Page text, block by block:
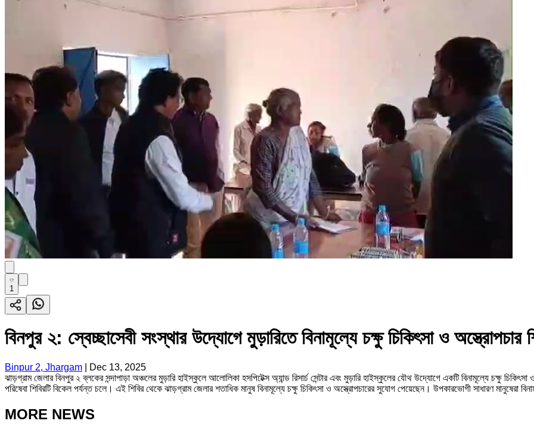
1
বিনপুর ২: স্বেচ্ছাসেবী সংস্থার উদ্যোগে মুড়ারিতে বিনামূল্যে চক্ষু চিকিৎসা ও
Binpur 2, Jhargam
Dec 13, 2025
ঝাড়গ্রাম জেলার বিনপুর ২ ব্লকের সন্দাপাড়া অঞ্চলের মুড়ারি হাইস্কুলে আলোলিকা হসপিটেক্স অ্যান্ড রিসার্চ সেন্টার এবং মুড়ারি হাইস্কুলের যৌথ উদ্যোগে একটি বিনামূল্যে চক্ষু
পরিষেবা শিবিরটি বিকেল পর্যন্ত চলে। এই শিবির থেকে ঝাড়গ্রাম জেলার শতাধিক মানুষ বিনামূল্যে চক্ষু চিকিৎসা ও অস্ত্রোপচারের সুযোগ পেয়েছেন। উপকারভোগী সাধারণ মানুষেরা
MORE NEWS